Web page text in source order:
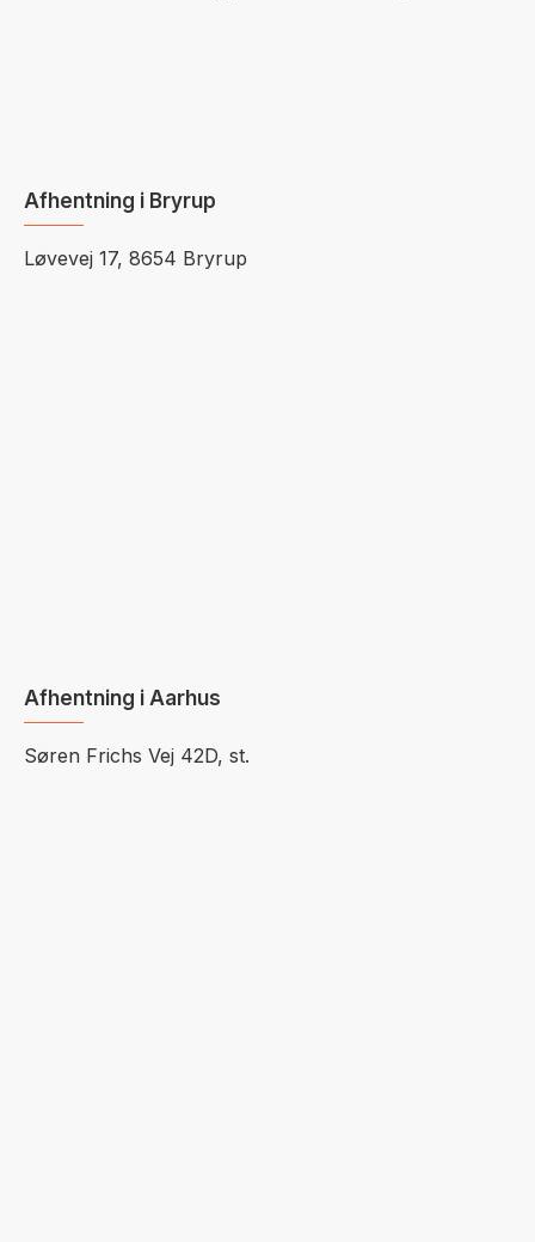
Afhentning i Bryrup
Løvevej 17, 8654 Bryrup
Afhentning i Aarhus
Søren Frichs Vej 42D, st.